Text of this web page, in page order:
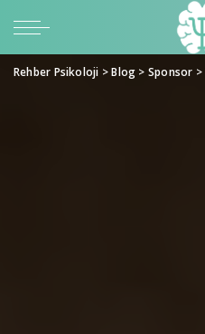
Rehber Psikoloji >Blog > Sponsor >